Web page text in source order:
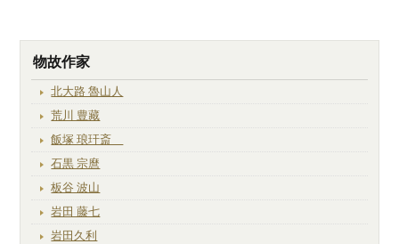
物故作家
北大路 魯山人
荒川 豊藏
飯塚 琅玕斎
石黒 宗麿
板谷 波山
岩田 藤七
岩田久利